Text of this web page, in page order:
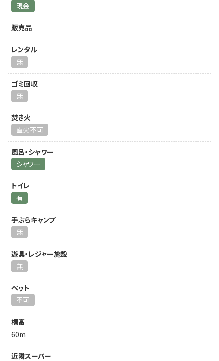
現金
販売品
レンタル
無
ゴミ回収
無
焚き火
直火不可
風呂・シャワー
シャワー
トイレ
有
手ぶらキャンプ
無
遊具・レジャー施設
無
ペット
不可
標高
60m
近隣スーパー